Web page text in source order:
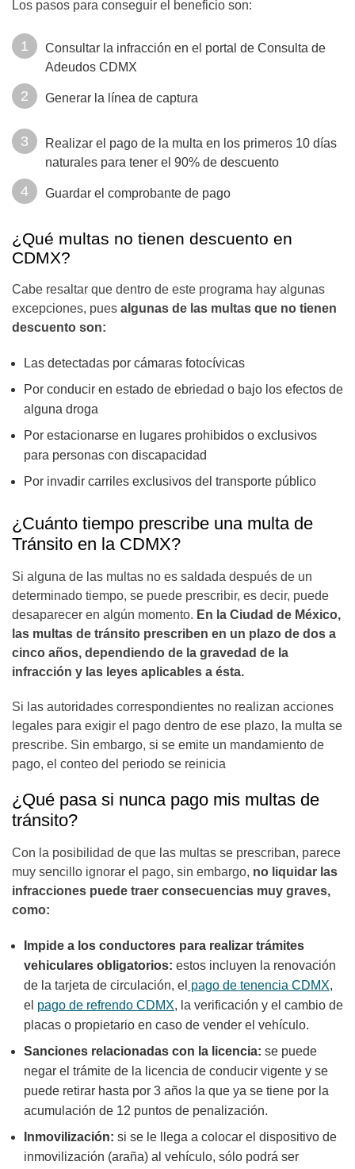
Los pasos para conseguir el beneficio son:
Consultar la infracción en el portal de Consulta de
Adeudos CDMX
Generar la línea de captura
Realizar el pago de la multa en los primeros 10 días
naturales para tener el 90% de descuento
Guardar el comprobante de pago
¿Qué multas no tienen descuento en
CDMX?
Cabe resaltar que dentro de este programa hay algunas
excepciones, pues algunas de las multas que no tienen
descuento son:
Las detectadas por cámaras fotocívicas
Por conducir en estado de ebriedad o bajo los efectos de
alguna droga
Por estacionarse en lugares prohibidos o exclusivos
para personas con discapacidad
Por invadir carriles exclusivos del transporte público
¿Cuánto tiempo prescribe una multa de
Tránsito en la CDMX?
Si alguna de las multas no es saldada después de un
determinado tiempo, se puede prescribir, es decir, puede
desaparecer en algún momento. En la Ciudad de México,
las multas de tránsito prescriben en un plazo de dos a
cinco años, dependiendo de la gravedad de la
infracción y las leyes aplicables a ésta.
Si las autoridades correspondientes no realizan acciones
legales para exigir el pago dentro de ese plazo, la multa se
prescribe. Sin embargo, si se emite un mandamiento de
pago, el conteo del periodo se reinicia
¿Qué pasa si nunca pago mis multas de
tránsito?
Con la posibilidad de que las multas se prescriban, parece
muy sencillo ignorar el pago, sin embargo, no liquidar las
infracciones puede traer consecuencias muy graves,
como:
Impide a los conductores para realizar trámites
vehiculares obligatorios: estos incluyen la renovación
de la tarjeta de circulación, el pago de tenencia CDMX,
el pago de refrendo CDMX, la verificación y el cambio de
placas o propietario en caso de vender el vehículo.
Sanciones relacionadas con la licencia: se puede
negar el trámite de la licencia de conducir vigente y se
puede retirar hasta por 3 años la que ya se tiene por la
acumulación de 12 puntos de penalización.
Inmovilización: si se le llega a colocar el dispositivo de
inmovilización (araña) al vehículo, sólo podrá ser